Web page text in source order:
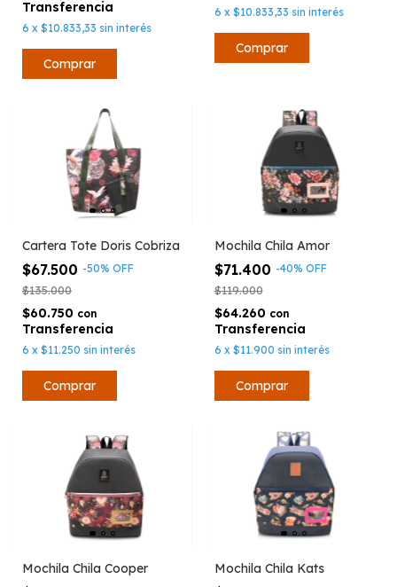
6 x $10.833,33 sin interés
6 x $10.833,33 sin interés
Cartera Tote Doris Cobriza
$67.500 -50% OFF
$135.000
$60.750 con
6 x $11.250 sin interés
Mochila Chila Amor
$71.400 -40% OFF
$119.000
$64.260 con
6 x $11.900 sin interés
Mochila Chila Cooper Mochila Chila Kats